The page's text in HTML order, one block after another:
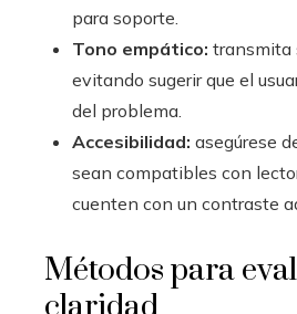
para soporte.
Tono empático: transmita
evitando sugerir que el
del problema.
Accesibilidad: asegúrese
sean compatibles con
cuenten con un contraste
Métodos para